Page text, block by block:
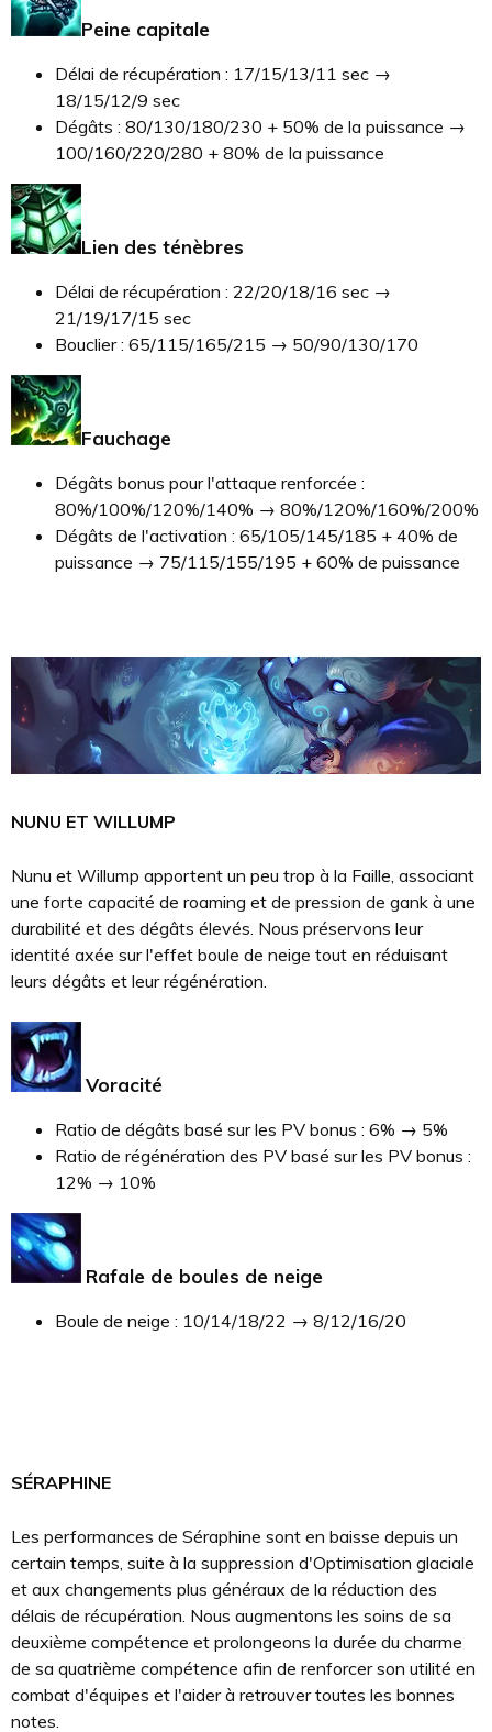
Peine capitale
Délai de récupération : 17/15/13/11 sec →
18/15/12/9 sec
Dégâts : 80/130/180/230 + 50% de la puissance →
100/160/220/280 + 80% de la puissance
Lien des ténèbres
Délai de récupération : 22/20/18/16 sec →
21/19/17/15 sec
Bouclier : 65/115/165/215 → 50/90/130/170
Fauchage
Dégâts bonus pour l'attaque renforcée :
80%/100%/120%/140% → 80%/120%/160%/200%
Dégâts de l'activation : 65/105/145/185 + 40% de
puissance → 75/115/155/195 + 60% de puissance
NUNU ET WILLUMP
Nunu et Willump apportent un peu trop à la Faille, associant
une forte capacité de roaming et de pression de gank à une
durabilité et des dégâts élevés. Nous préservons leur
identité axée sur l'effet boule de neige tout en réduisant
leurs dégâts et leur régénération.
Voracité
Ratio de dégâts basé sur les PV bonus : 6% → 5%
Ratio de régénération des PV basé sur les PV bonus :
12% → 10%
Rafale de boules de neige
Boule de neige : 10/14/18/22 → 8/12/16/20
SÉRAPHINE
Les performances de Séraphine sont en baisse depuis un
certain temps, suite à la suppression d'Optimisation glaciale
et aux changements plus généraux de la réduction des
délais de récupération. Nous augmentons les soins de sa
deuxième compétence et prolongeons la durée du charme
de sa quatrième compétence afin de renforcer son utilité en
combat d'équipes et l'aider à retrouver toutes les bonnes
notes.